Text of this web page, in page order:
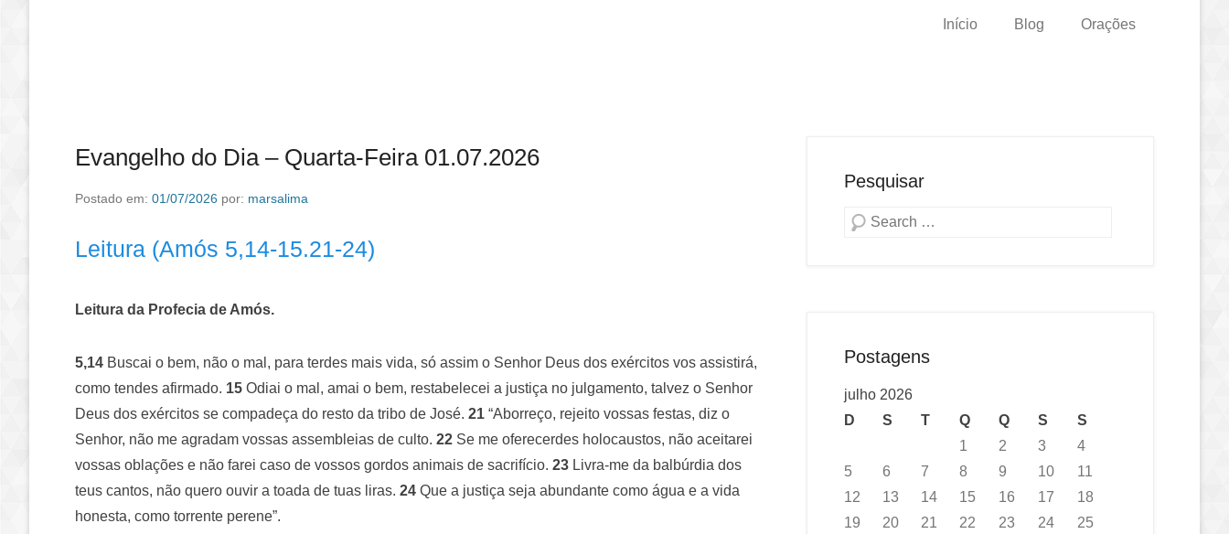
Início Blog Orações
Evangelho do Dia – Quarta-Feira 01.07.2026
Postado em: 01/07/2026 por: marsalima
Leitura (Amós 5,14-15.21-24)
Leitura da Profecia de Amós.
5,14 Buscai o bem, não o mal, para terdes mais vida, só assim o Senhor Deus dos exércitos vos assistirá,
como tendes afirmado. 15 Odiai o mal, amai o bem, restabelecei a justiça no julgamento, talvez o Senhor
Deus dos exércitos se compadeça do resto da tribo de José. 21 “Aborreço, rejeito vossas festas, diz o
Senhor, não me agradam vossas assembleias de culto. 22 Se me oferecerdes holocaustos, não aceitarei
vossas oblações e não farei caso de vossos gordos animais de sacrifício. 23 Livra-me da balbúrdia dos
teus cantos, não quero ouvir a toada de tuas liras. 24 Que a justiça seja abundante como água e a vida
honesta, como torrente perene”.
Pesquisar
Pesquisa
Postagens
julho 2026
D
S T Q Q S
S
1
2 3
4
5
6 7 8 9 10
11
12
13 14 15 16 17
18
19
20 21 22 23 24
25